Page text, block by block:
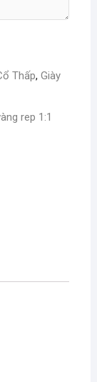
Thấp, Giày
rep 1:1